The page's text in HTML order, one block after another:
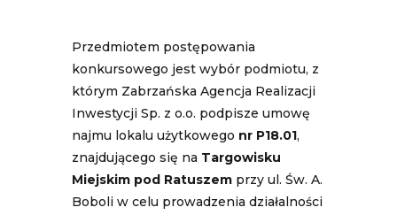
Przedmiotem postępowania
konkursowego jest wybór podmiotu, z
którym Zabrzańska Agencja Realizacji
Inwestycji Sp. z o.o. podpisze umowę
najmu lokalu użytkowego nr P18.01,
znajdującego się na Targowisku
Miejskim pod Ratuszemprzy ul. Św. A.
Boboli w celu prowadzenia działalności